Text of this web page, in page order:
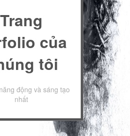
Trang
của
tôi
động và sáng tạo
nhất